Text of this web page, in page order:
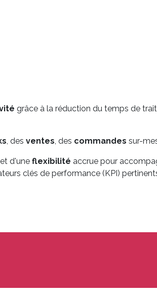
grâce à la réduction du temps de
, des ventes, des commandes sur-
et d'une flexibilité accrue pour
clés de performance (KPI)